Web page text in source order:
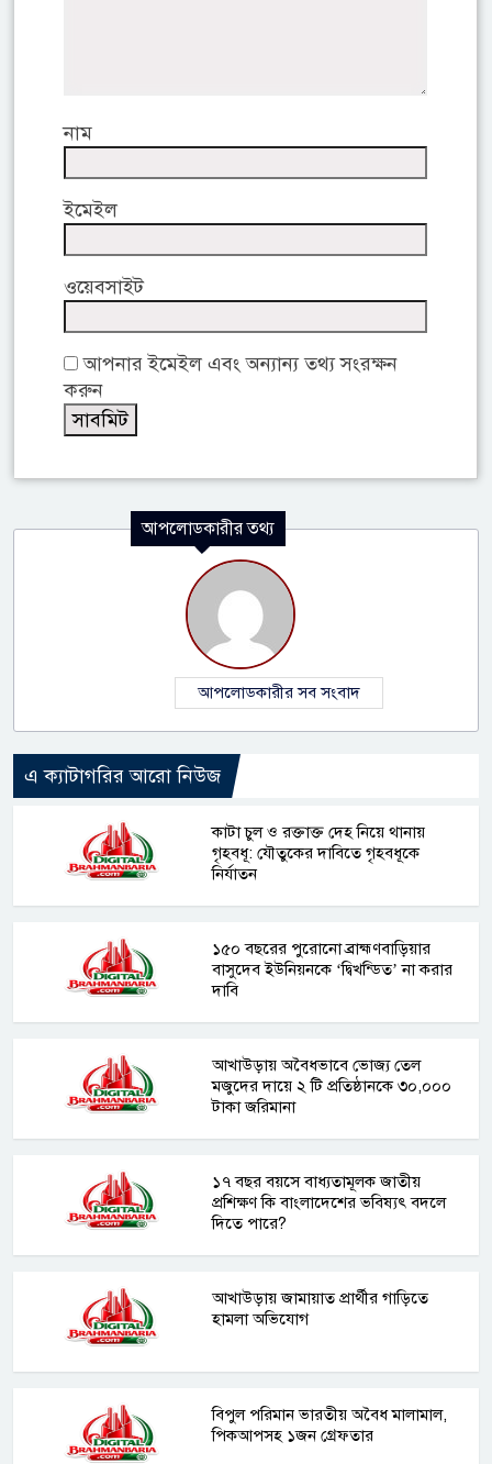
নাম
ইমেইল
ওয়েবসাইট
আপনার ইমেইল এবং অন্যান্য তথ্য সংরক্ষন
করুন
আপলোডকারীর তথ্য
আপলোডকারীর সব সংবাদ
এ ক্যাটাগরির আরো নিউজ
কাটা চুল ও রক্তাক্ত দেহ নিয়ে থানায়
গৃহবধূ: যৌতুকের দাবিতে গৃহবধূকে
নির্যাতন
১৫০ বছরের পুরোনো ব্রাহ্মণবাড়িয়ার
বাসুদেব ইউনিয়নকে ‘দ্বিখন্ডিত’ না করার
দাবি
আখাউড়ায় অবৈধভাবে ভোজ্য তেল
মজুদের দায়ে ২ টি প্রতিষ্ঠানকে ৩০,০০০
টাকা জরিমানা
১৭ বছর বয়সে বাধ্যতামূলক জাতীয়
প্রশিক্ষণ কি বাংলাদেশের ভবিষ্যৎ বদলে
দিতে পারে?
আখাউড়ায় জামায়াত প্রার্থীর গাড়িতে
হামলা অভিযোগ
বিপুল পরিমান ভারতীয় অবৈধ মালামাল,
পিকআপসহ ১জন গ্রেফতার